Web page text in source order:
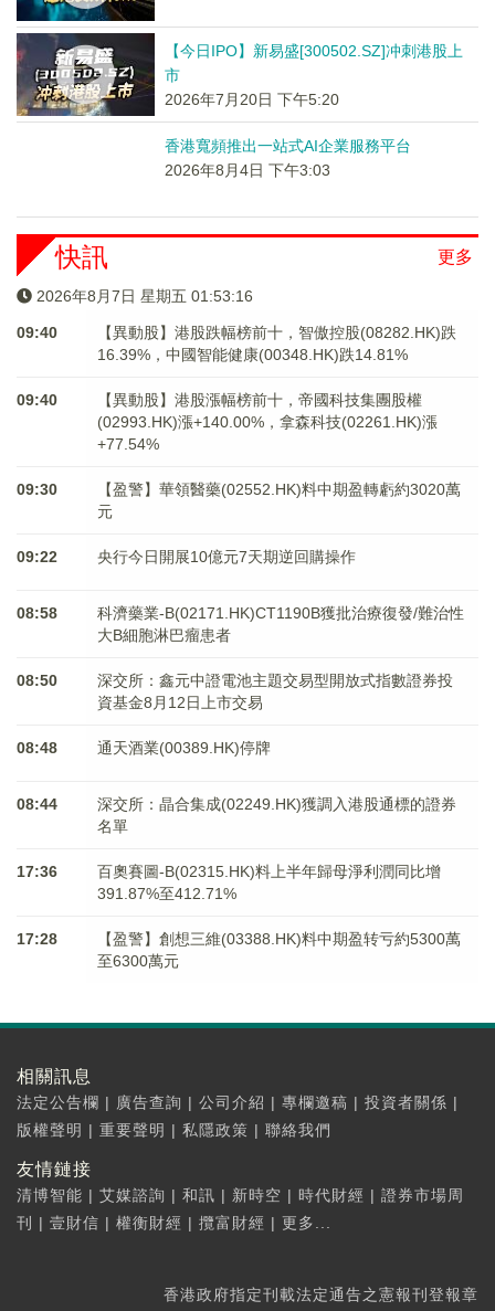
【今日IPO】新易盛[300502.SZ]冲刺港股上
市
2026年7月20日 下午5:20
香港寬頻推出一站式AI企業服務平台
2026年8月4日 下午3:03
更多
快訊
2026年8月7日 星期五 01:53:16
09:40
【異動股】港股跌幅榜前十，智傲控股(08282.HK)跌
16.39%，中國智能健康(00348.HK)跌14.81%
09:40
【異動股】港股漲幅榜前十，帝國科技集團股權
(02993.HK)漲+140.00%，拿森科技(02261.HK)漲
+77.54%
09:30
【盈警】華領醫藥(02552.HK)料中期盈轉虧約3020萬
元
09:22 央行今日開展10億元7天期逆回購操作
08:58
科濟藥業-B(02171.HK)CT1190B獲批治療復發/難治性
大B細胞淋巴瘤患者
08:50
深交所：鑫元中證電池主題交易型開放式指數證券投
資基金8月12日上市交易
08:48 通天酒業(00389.HK)停牌
08:44
深交所：晶合集成(02249.HK)獲調入港股通標的證券
名單
17:36
百奧賽圖-B(02315.HK)料上半年歸母淨利潤同比增
391.87%至412.71%
17:28
【盈警】創想三維(03388.HK)料中期盈转亏約5300萬
至6300萬元
相關訊息
法定公告欄 | 廣告查詢 | 公司介紹 | 專欄邀稿 | 投資者關係 |
版權聲明 | 重要聲明 | 私隱政策 | 聯絡我們
友情鏈接
清博智能 | 艾媒諮詢 | 和訊 | 新時空 | 時代財經 | 證券市場周
刊
| 壹財信 | 權衡財經 | 攬富財經 | 更多...
香港政府指定刊載法定通告之憲報刊登報章